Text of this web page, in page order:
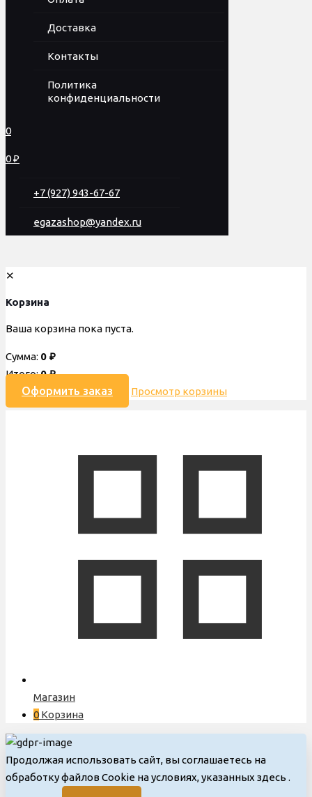
Доставка
Контакты
Политика
конфиденциальности
0
0 ₽
+7 (927) 943-67-67
egazashop@yandex.ru
✕
Корзина
Ваша корзина пока пуста.
Сумма: 0 ₽
Итого:0₽
Оформить заказ Просмотр корзины
Магазин
0 Корзина
Продолжая использовать сайт, вы соглашаетесь на
обработку файлов Cookie на условиях, указанных здесь .